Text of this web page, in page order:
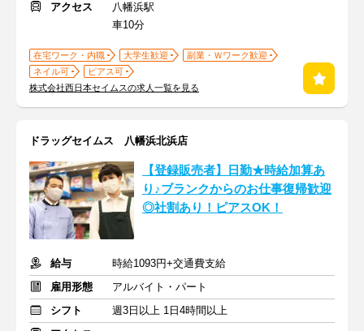
アクセス
八幡浜駅
車10分
在宅ワーク・内職 大学生歓迎
副業・Ｗワーク歓迎
ネイル可
ピアス可
株式会社西日本セイムスの求人一覧を見る
ドラッグセイムス 八幡浜北浜店
【登録販売者】日勤★時給加算あ
り♪ブランクからのお仕事復帰歓迎
◎社割あり！ピアスOK！
給与
時給1093円+交通費支給
雇用形態
アルバイト・パート
シフト
週3日以上 1日4時間以上